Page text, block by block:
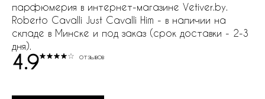
парфюмерия в интернет-магазине Vetiver.by.
Roberto Cavalli Just Cavalli Him - в наличии на
складе в Минске и под заказ (срок доставки - 2-3
дня).
4.9 отзывов